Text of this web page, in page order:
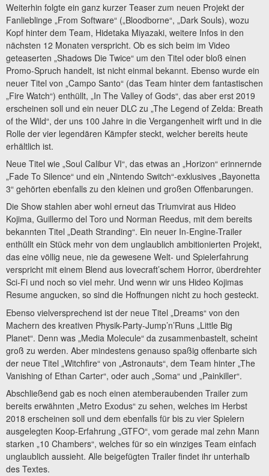
Weiterhin folgte ein ganz kurzer Teaser zum neuen Projekt der
Fanlieblinge „From Software“ („Bloodborne“, „Dark Souls), wozu
Kopf hinter dem Team, Hidetaka Miyazaki, weitere Infos in den
nächsten 12 Monaten verspricht. Ob es sich beim im Video
geteaserten „Shadows Die Twice“ um den Titel oder bloß einen
Promo-Spruch handelt, ist nicht einmal bekannt. Ebenso wurde ein
neuer Titel von „Campo Santo“ (das Team hinter dem fantastischen
„Fire Watch“) enthüllt, „In The Valley of Gods“, das aber erst 2019
erscheinen soll und ein neuer DLC zu „The Legend of Zelda: Breath
of the Wild“, der uns 100 Jahre in die Vergangenheit wirft und in die
Rolle der vier legendären Kämpfer steckt, welcher bereits heute
erhältlich ist.
Neue Titel wie „Soul Calibur VI“, das etwas an „Horizon“ erinnernde
„Fade To Silence“ und ein „Nintendo Switch“-exklusives „Bayonetta
3“ gehörten ebenfalls zu den kleinen und großen Offenbarungen.
Die Show stahlen aber wohl erneut das Triumvirat aus Hideo
Kojima, Guillermo del Toro und Norman Reedus, mit dem bereits
bekannten Titel „Death Stranding“. Ein neuer In-Engine-Trailer
enthüllt ein Stück mehr von dem unglaublich ambitionierten Projekt,
das eine völlig neue, nie da gewesene Welt- und Spielerfahrung
verspricht mit einem Blend aus lovecraft’schem Horror, überdrehter
Sci-Fi und noch so viel mehr. Und wenn wir uns Hideo Kojimas
Resume angucken, so sind die Hoffnungen nicht zu hoch gesteckt.
Ebenso vielversprechend ist der neue Titel „Dreams“ von den
Machern des kreativen Physik-Party-Jump’n’Runs „Little Big
Planet“. Denn was „Media Molecule“ da zusammenbastelt, scheint
groß zu werden. Aber mindestens genauso spaßig offenbarte sich
der neue Titel „Witchfire“ von „Astronauts“, dem Team hinter „The
Vanishing of Ethan Carter“, oder auch „Soma“ und „Painkiller“.
Abschließend gab es noch einen atemberaubenden Trailer zum
bereits erwähnten „Metro Exodus“ zu sehen, welches im Herbst
2018 erscheinen soll und dem ebenfalls für bis zu vier Spielern
ausgelegten Koop-Erfahrung „GTFO“, vom gerade mal zehn Mann
starken „10 Chambers“, welches für so ein winziges Team einfach
unglaublich aussieht. Alle beigefügten Trailer findet ihr unterhalb
des Textes.